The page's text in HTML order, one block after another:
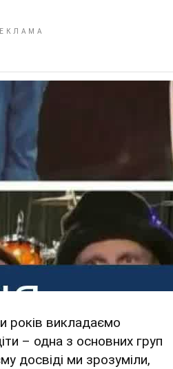
років викладаємо
– одна з основних груп
досвіді ми зрозуміли,